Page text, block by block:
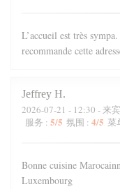
L’accueil est très
recommande cette
Jeffrey H
2026-07-21 - 12:30 - 来
服务 : 5/5 氛围 : 4/5 菜
Bonne cuisine
Luxembourg